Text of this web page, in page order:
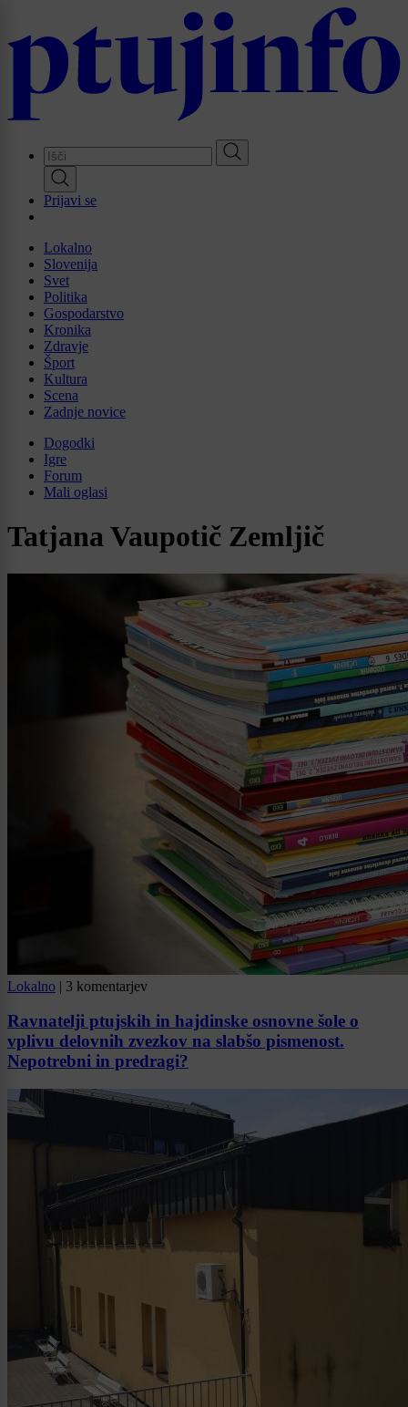
main
Prijavi se
Lokalno
Slovenija
Svet
Politika
Gospodarstvo
Kronika
Zdravje
Šport
Kultura
Scena
Zadnje novice
Dogodki
Igre
Forum
Mali oglasi
Tatjana Vaupotič Zemljič
Lokalno | 3 komentarjev
Ravnatelji ptujskih in hajdinske osnovne šole o
vplivu delovnih zvezkov na slabšo pismenost.
Nepotrebni in predragi?